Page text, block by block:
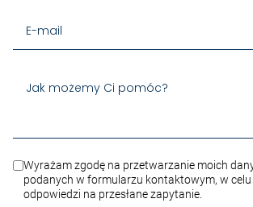
Wyrażam zgodę na przetwarzanie moich
podanych w formularzu kontaktowym, w celu
odpowiedzi na przesłane zapytanie.